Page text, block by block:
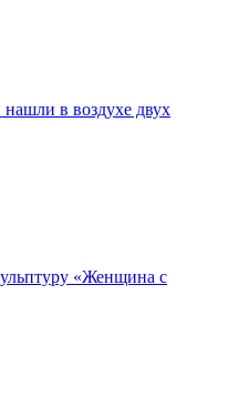
в воздухе двух
«Женщина с